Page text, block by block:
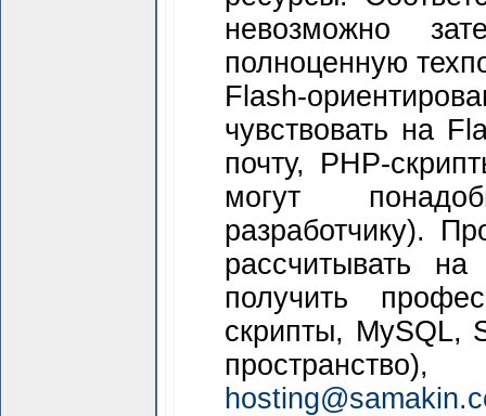
невозможно
полноценную
Flash-
чувствовать на
почту, РНР-
могут
разработчику).
рассчитывать
получить
скрипты, МуSQL,